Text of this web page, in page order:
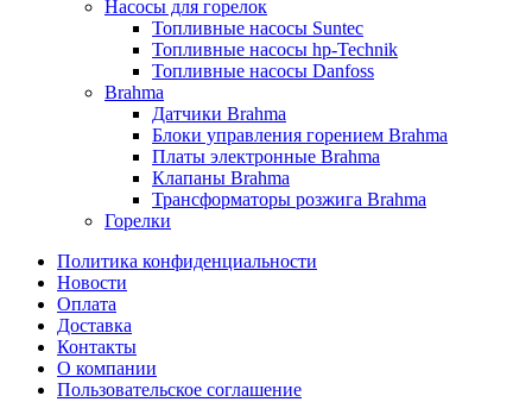
Насосы для горелок
Топливные насосы Suntec
Топливные насосы hp-Technik
Топливные насосы Danfoss
Brahma
Датчики Brahma
Блоки управления горением Brahma
Платы электронные Brahma
Клапаны Brahma
Трансформаторы розжига Brahma
Горелки
Политика конфиденциальности
Новости
Оплата
Доставка
Контакты
О компании
Пользовательское соглашение